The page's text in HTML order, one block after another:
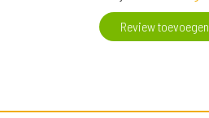
Review toevoegen